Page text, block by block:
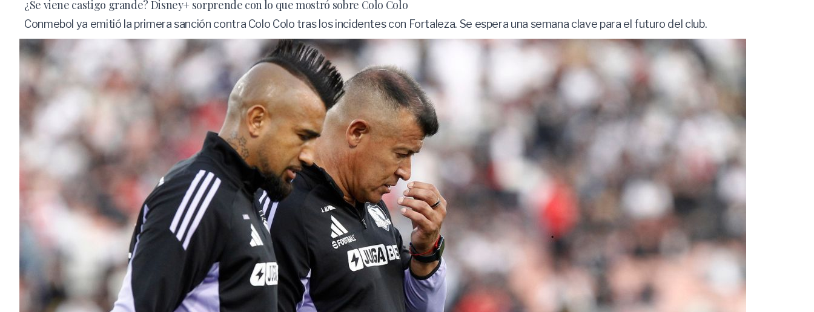
¿Se viene castigo grande? Disney+ sorprende con lo que mostró sobre Colo Colo
Conmebol ya emitió la primera sanción contra Colo Colo tras los incidentes con Fortaleza. Se espera una semana clave para el futuro del club.